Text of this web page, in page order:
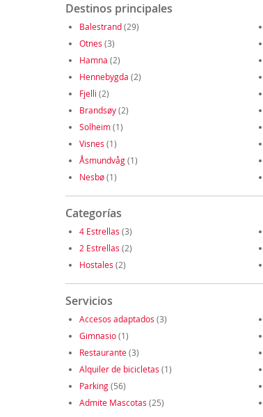
Destinos principales
Balestrand(29)
Otnes (3)
Hamna (2)
Hennebygda (2)
Fjelli (2)
Brandsøy(2)
Solheim(1)
Visnes (1)
Åsmundvåg(1)
Nesbø(1)
Categorías
4 Estrellas (3)
2 Estrellas (2)
Hostales (2)
Servicios
Accesos adaptados (3)
Gimnasio(1)
Restaurante(3)
Alquiler de bicicletas (1)
Parking(56)
Admite Mascotas (25)